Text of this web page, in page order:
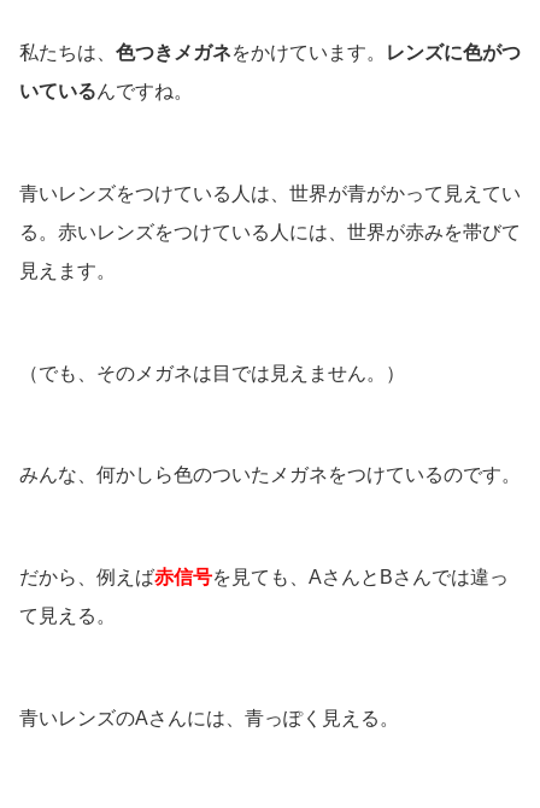
私たちは、 色つきメガネをかけています。
レンズに色がつ
いているんですね。
青いレンズをつけている人は、世界が青がかって見えてい
る。赤いレンズをつけている人には、世界が赤みを帯びて
見えます。
（でも、そのメガネは目では見えません。）
みんな、何かしら色のついたメガネをつけているのです。
だから、例えば赤信号を見ても、AさんとBさんでは違っ
て見える。
青いレンズのAさんには、青っぽく見える。